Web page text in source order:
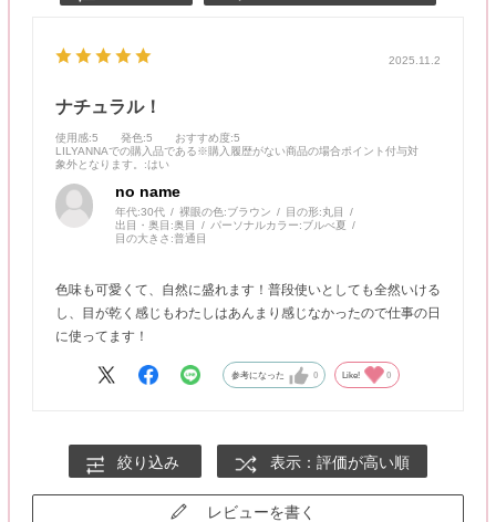
2025.11.2
ナチュラル！
使用感:5 発色:5 おすすめ度:5
LILYANNAでの購入品である※購入履歴がない商品の場合ポイント付与対
象外となります。
:はい
no name
年代:30代 裸眼の色:ブラウン 目の形:丸目
出目・奥目:奥目 パーソナルカラー:ブルべ夏
目の大きさ:普通目
色味も可愛くて、自然に盛れます！普段使いとしても全然いける
し、目が乾く感じもわたしはあんまり感じなかったので仕事の日
に使ってます！
参考になった 0 Like! 0
絞り込み 表示：評価が高い順
レビューを書く